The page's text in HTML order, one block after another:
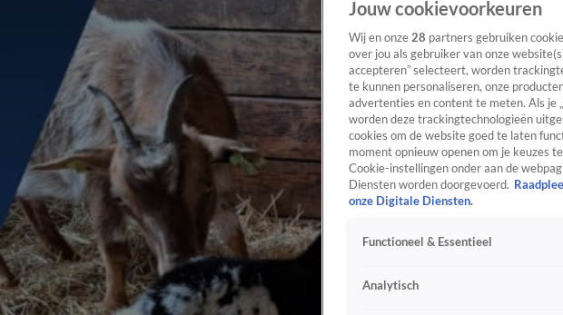
Jouw cookievoorkeuren
Wij en onze 28 partners gebruiken
over jou als gebruiker van onze
accepteren” selecteert, worden
te kunnen personaliseren, onze
advertenties en content te meten. Als je
worden deze trackingtechnologieën
cookies om de website goed te laten
moment opnieuw openen om je keuzes
Cookie-instellingen onder aan de
Diensten worden doorgevoerd.
onze Digitale Diensten.
Functioneel & Essentieel
Analytisch